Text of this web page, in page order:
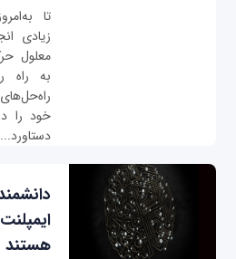
تا
زیادی
معلول
به راه
خود را
دستاورد...
هستند